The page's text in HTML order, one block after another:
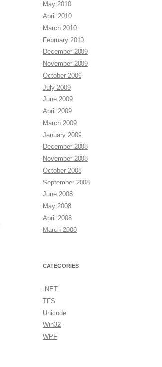
May 2010
April 2010
March 2010
February 2010
December 2009
November 2009
October 2009
July 2009
June 2009
April 2009
March 2009
January 2009
December 2008
November 2008
October 2008
September 2008
June 2008
May 2008
April 2008
March 2008
CATEGORIES
.NET
TFS
Unicode
Win32
WPF